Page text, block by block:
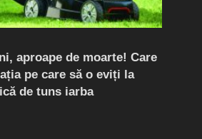
aproape de moarte! Care
pe care să o eviți la
de tuns iarba